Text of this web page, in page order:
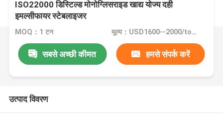
ISO22000 डिस्टिल्ड मोनोग्लिसराइड खाद्य योज्य दही
इमल्सीफायर स्टेबलाइजर
MOQ：1 टन मूल्य：USD1600--2000/ton FOB Port Guangzhou
सबसे अच्छी कीमत हमसे संपर्क करें
उत्पाद विवरण